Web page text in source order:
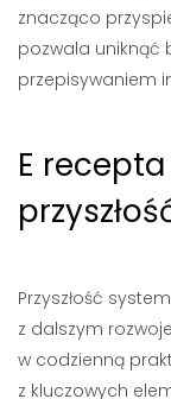
znacząco
pozwala uniknąć
przepisywaniem
E
Przyszłość
z dalszym
w codzienną
z kluczowych